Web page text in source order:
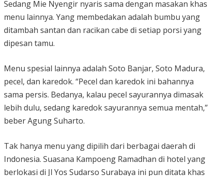
Sedang Mie Nyengir nyaris sama dengan masakan khas
menu lainnya. Yang membedakan adalah bumbu yang
ditambah santan dan racikan cabe di setiap porsi yang
dipesan tamu.
Menu spesial lainnya adalah Soto Banjar, Soto Madura,
pecel, dan karedok. “Pecel dan karedok ini bahannya
sama persis. Bedanya, kalau pecel sayurannya dimasak
lebih dulu, sedang karedok sayurannya semua mentah,”
beber Agung Suharto.
Tak hanya menu yang dipilih dari berbagai daerah di
Indonesia. Suasana Kampoeng Ramadhan di hotel yang
berlokasi di Jl Yos Sudarso Surabaya ini pun ditata khas